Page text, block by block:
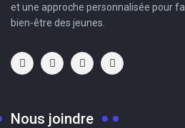
et une approche personnalisée pour
bien-être des jeunes.
Nous joindre